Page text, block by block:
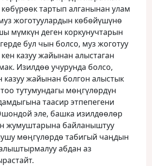
тартып алганынан улам
жоготуулардын көбөйүшүнө
мүмкүн деген коркунучтарын
бул чын болсо, муз жоготуу
казуу жайынан алыстаган
Изилдөө учурунда болсо,
казуу жайынан болгон алыстык
тутумундагы мөңгүлөрдүн
таасир этпепегени
эле, башка изилдөөлөр
жумуштарына байланыштуу
мөңгүлөрдө табигый чаңдын
абдан аз